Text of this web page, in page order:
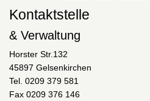
Kontaktstelle
& Verwaltung
Horster Str.132
45897 Gelsenkirchen
Tel. 0209 379 581
Fax 0209 376 146